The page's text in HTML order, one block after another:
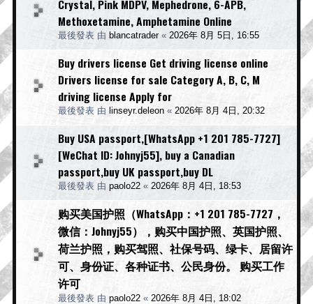
Crystal, Pink MDPV, Mephedrone, 6-APB,
Methoxetamine, Amphetamine Online
最後發表 由 blancatrader« 2026年 8月 5日, 16:55
Buy drivers license Get driving license online
Drivers license for sale Category A, B, C, M
driving license Apply for
最後發表 由 linseyr.deleon « 2026年 8月 4日, 20:32
Buy USA passport,[WhatsApp +1 201 785-7727]
[WeChat ID: Johnyj55], buy a Canadian
passport,buy UK passport,buy DL
最後發表 由 paolo22 « 2026年 8月 4日, 18:53
购买美国护照（WhatsApp：+1 201 785-7727，
微信：Johnyj55），购买中国护照、英国护照、
荷兰护照，购买驾照、社保号码、绿卡、居留许
可、身份证、各种证书、公民身份。 购买工作
许可
最後發表 由 paolo22 « 2026年 8月 4日, 18:02